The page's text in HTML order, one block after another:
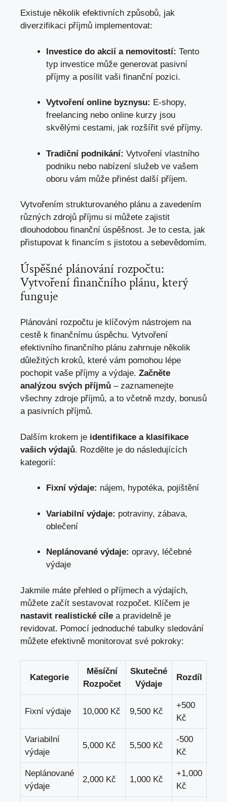
Existuje několik efektivních způsobů, jak
diverzifikaci příjmů implementovat:
Investice do akcií a nemovitostí: Tento
typ investice může generovat pasivní
příjmy a posílit vaši finanční pozici.
Vytvoření online byznysu: E-shopy,
freelancing nebo online kurzy jsou
skvělými cestami, jak rozšířit své příjmy.
Tradiční podnikání: Vytvoření vlastního
podniku nebo nabízení služeb ve vašem
oboru vám může přinést další příjem.
Vytvořením strukturovaného plánu a zavedením
různých zdrojů příjmu si můžete zajistit
dlouhodobou finanční úspěšnost. Je to cesta, jak
přistupovat k financím s jistotou a sebevědomím.
Úspěšné plánování rozpočtu:
Vytvoření finančního plánu, který
funguje
Plánování rozpočtu je klíčovým nástrojem na
cestě k finančnímu úspěchu. Vytvoření
efektivního finančního plánu zahrnuje několik
důležitých kroků, které vám pomohou lépe
pochopit vaše příjmy a výdaje. Začněte
analýzou svých příjmů – zaznamenejte
všechny zdroje příjmů, a to včetně mzdy, bonusů
a pasivních příjmů.
Dalším krokem je identifikace a klasifikace
vašich výdajů. Rozdělte je do následujících
kategorií:
Fixní výdaje: nájem, hypotéka, pojištění
Variabilní výdaje: potraviny, zábava,
oblečení
Neplánované výdaje: opravy, léčebné
výdaje
Jakmile máte přehled o příjmech a výdajích,
můžete začít sestavovat rozpočet. Klíčem je
nastavit realistické cíle a pravidelně je
revidovat. Pomocí jednoduché tabulky sledování
můžete efektivně monitorovat své pokroky:
Kategorie
Měsíční
Rozpočet
Skutečné
Výdaje
Rozdíl
Fixní výdaje 10,000 Kč 9,500 Kč
+500
Kč
Variabilní
výdaje
5,000 Kč 5,500 Kč
-500
Kč
Neplánované
výdaje
2,000 Kč 1,000 Kč
+1,000
Kč